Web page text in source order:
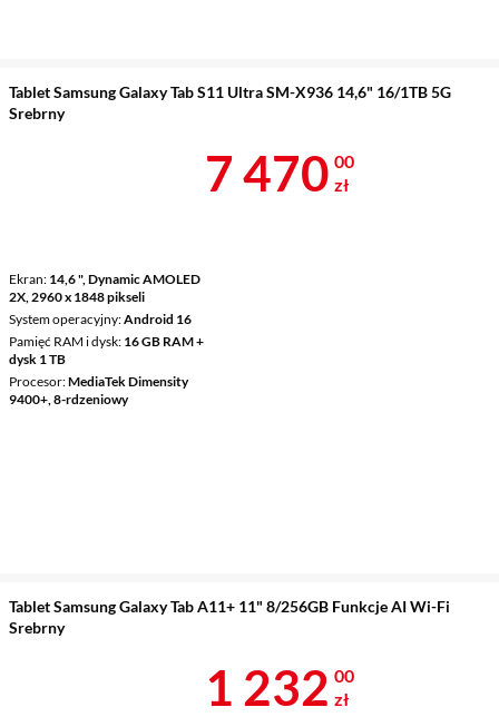
Tablet Samsung Galaxy Tab S11 Ultra SM-X936 14,6" 16/1TB 5G
Srebrny
Ekran 14,6 ", Dynamic AMOLED
2X, 2960 x 1848 pikseli
System operacyjny Android 16
Pamięć RAM i dysk 16 GB RAM +
dysk 1 TB
Procesor MediaTek Dimensity
9400+, 8-rdzeniowy
Cena 7 470 zł
7 470 00
zł
Tablet Samsung Galaxy Tab A11+ 11" 8/256GB Funkcje AI Wi-Fi
Srebrny
Cena 1 232 zł
1 232 00
zł